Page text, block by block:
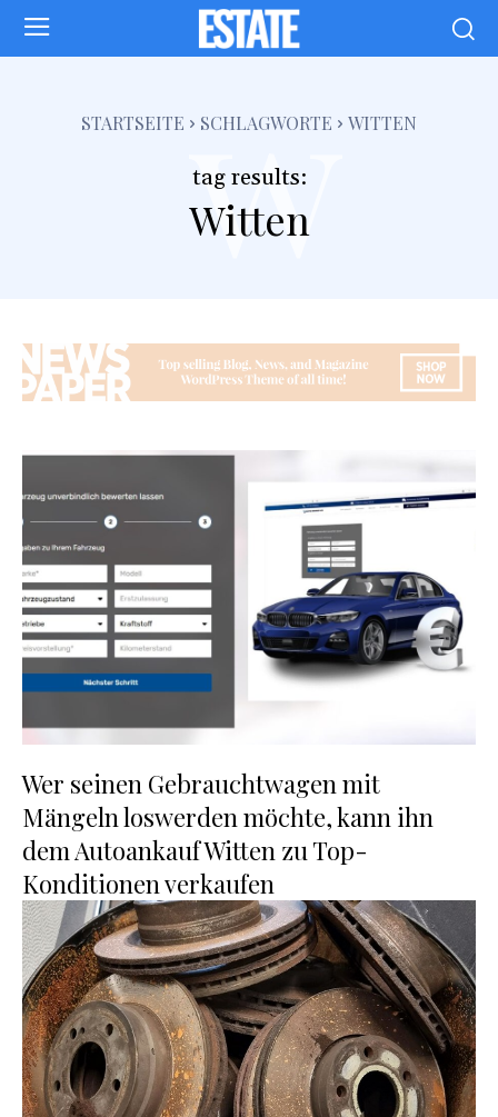
STARTSEITE SCHLAGWORTE WITTEN
tag results:
Witten
w
Wer seinen Gebrauchtwagen mit
Mängeln loswerden möchte, kann ihn
dem Autoankauf Witten zu Top-
Konditionen verkaufen